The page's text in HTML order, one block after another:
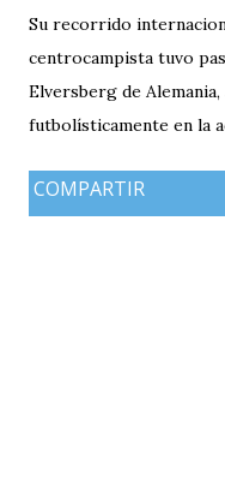
Su recorrido
centrocampista tuvo
Elversberg de
futbolísticamente en la
experiencia que marcó
COMPARTIR